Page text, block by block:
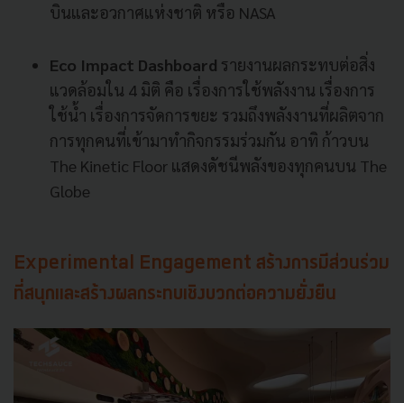
บินและอวกาศแห่งชาติ หรือ NASA
Eco Impact Dashboard รายงานผลกระทบต่อสิ่ง
แวดล้อมใน 4 มิติ คือ เรื่องการใช้พลังงาน เรื่องการ
ใช้น้ำ เรื่องการจัดการขยะ รวมถึงพลังงานที่ผลิตจาก
การทุกคนที่เข้ามาทำกิจกรรมร่วมกัน อาทิ ก้าวบน
The Kinetic Floor แสดงดัชนีพลังของทุกคนบน The
Globe
Experimental Engagement สร้างการมีส่วนร่วม
ที่สนุกและสร้างผลกระทบเชิงบวกต่อความยั่งยืน